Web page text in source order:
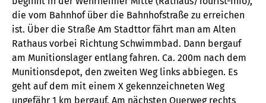
die vom Bahnhof über die Bahnhofstraße zu erreichen
ist. Über die Straße Am Stadttor fährt man am Alten
Rathaus vorbei Richtung Schwimmbad. Dann bergauf
am Munitionslager entlang fahren. Ca. 200m nach dem
Munitionsdepot, den zweiten Weg links abbiegen. Es
geht auf dem mit einem X gekennzeichneten Weg
ungefähr 1 km bergauf. Am nächsten Querweg rechts